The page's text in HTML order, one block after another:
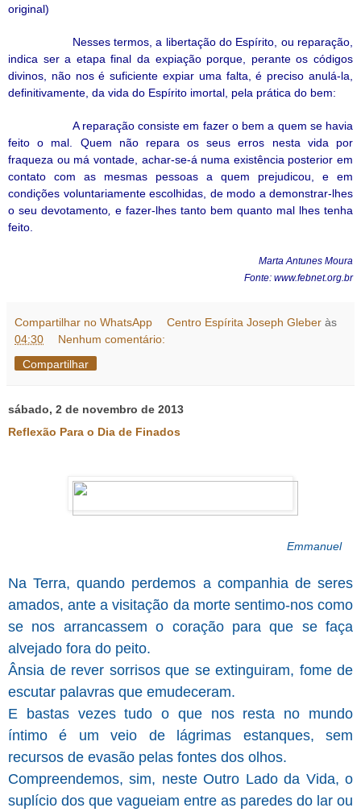
original)
Nesses termos, a libertação do Espírito, ou reparação,
indica ser a etapa final da expiação porque, perante os códigos
divinos, não nos é suficiente expiar uma falta, é preciso anulá-la,
definitivamente, da vida do Espírito imortal, pela prática do bem:
A reparação consiste em fazer o bem a quem se havia
feito o mal. Quem não repara os seus erros nesta vida por
fraqueza ou má vontade, achar-se-á numa existência posterior em
contato com as mesmas pessoas a quem prejudicou, e em
condições voluntariamente escolhidas, de modo a demonstrar-lhes
o seu devotamento e fazer-lhes tanto bem quanto mal lhes tenha
feito.
Marta Antunes Moura
Fonte: www.febnet.org.br
Compartilhar no WhatsApp Centro Espírita Joseph Gleber às
04:30
Nenhum comentário:
Compartilhar
sábado, 2 de novembro de 2013
Reflexão Para o Dia de Finados
Emmanuel
Na Terra, quando perdemos a companhia de seres
amados, ante a visitação da morte sentimo-nos como
se nos arrancassem o coração para que se faça
alvejado fora do peito.
Ânsia de rever sorrisos que se extinguiram, fome de
escutar palavras que emudeceram.
E bastas vezes tudo o que nos resta no mundo
íntimo é um veio de lágrimas estanques, sem
recursos de evasão pelas fontes dos olhos.
Compreendemos, sim, neste Outro Lado da Vida, o
suplício dos que vagueiam entre as paredes do lar ou